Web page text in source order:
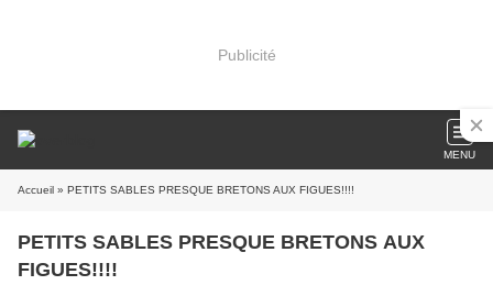
Publicité
MENU
Accueil » PETITS SABLES PRESQUE BRETONS AUX FIGUES!!!!
PETITS SABLES PRESQUE BRETONS AUX
FIGUES!!!!